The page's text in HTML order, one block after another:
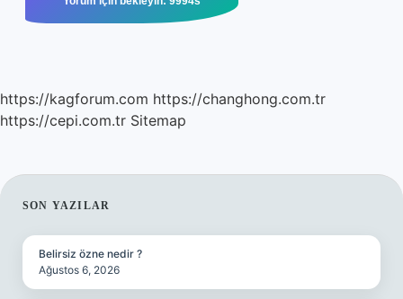
https://kagforum.com https://changhong.com.tr
https://cepi.com.tr Sitemap
SIDEBAR
SON YAZILAR
Belirsiz özne nedir ?
Ağustos 6, 2026